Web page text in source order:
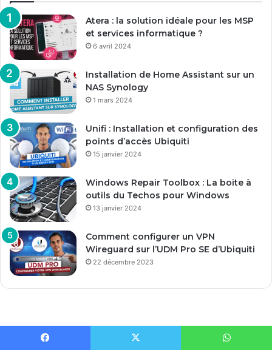
Atera : la solution idéale pour les MSP
et services informatique ?
6 avril 2024
Installation de Home Assistant sur un
NAS Synology
1 mars 2024
Unifi : Installation et configuration des
points d’accès Ubiquiti
15 janvier 2024
Windows Repair Toolbox : La boite à
outils du Techos pour Windows
13 janvier 2024
Comment configurer un VPN
Wireguard sur l’UDM Pro SE d’Ubiquiti
22 décembre 2023